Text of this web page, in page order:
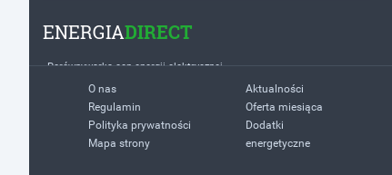
ENERGIADIRECT
Porównywarka cen energii elektrycznej
O nas
Regulamin
Polityka prywatności
Mapa strony
Aktualności
Oferta miesiąca
Dodatki
energetyczne